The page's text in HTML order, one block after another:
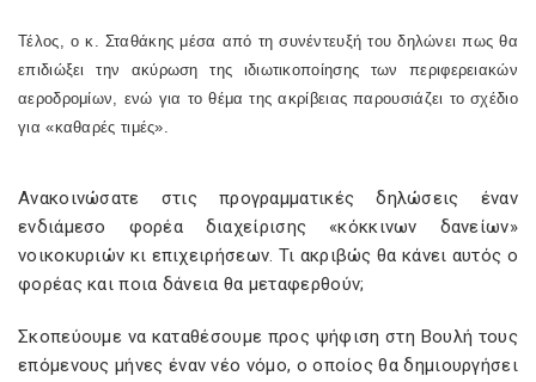
Τέλος, ο κ. Σταθάκης μέσα από τη συνέντευξή του δηλώνει πως θα
επιδιώξει την ακύρωση της ιδιωτικοποίησης των περιφερειακών
αεροδρομίων, ενώ για το θέμα της ακρίβειας παρουσιάζει το σχέδιο
για «καθαρές τιμές».
Ανακοινώσατε στις προγραμματικές δηλώσεις έναν
ενδιάμεσο φορέα διαχείρισης «κόκκινων δανείων»
νοικοκυριών κι επιχειρήσεων. Τι ακριβώς θα κάνει αυτός ο
φορέας και ποια δάνεια θα μεταφερθούν;
Σκοπεύουμε να καταθέσουμε προς ψήφιση στη Βουλή τους
επόμενους μήνες έναν νέο νόμο, ο οποίος θα δημιουργήσει